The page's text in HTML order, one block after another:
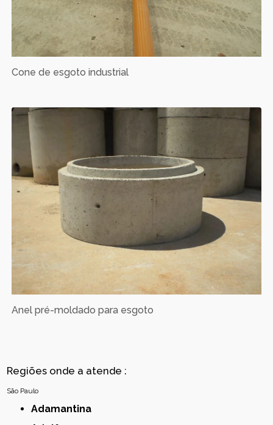
Cone de esgoto industrial
Anel pré-moldado para esgoto
Regiões onde a atende :
São Paulo
Adamantina